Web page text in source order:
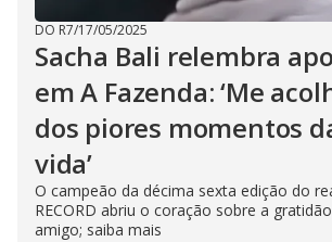
DO R7/17/05/2025
Sacha Bali relembra
em A Fazenda: ‘Me
dos piores momentos
vida’
O campeão da décima sexta edição do
RECORD abriu o coração sobre a
amigo; saiba mais